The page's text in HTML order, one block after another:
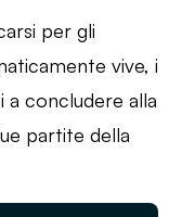
per gli
vive, i
a concludere alla
partite della